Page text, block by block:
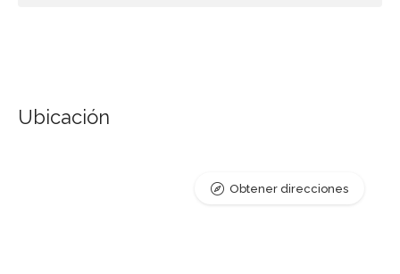
Ubicación
Obtener direcciones